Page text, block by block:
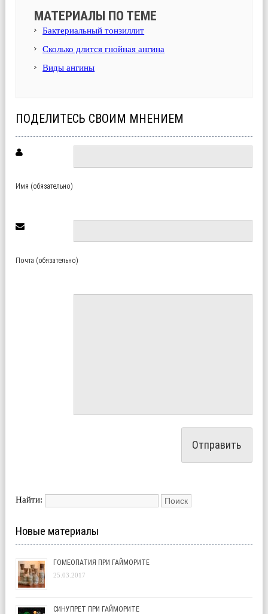
МАТЕРИАЛЫ ПО ТЕМЕ
Бактериальный тонзиллит
Сколько длится гнойная ангина
Виды ангины
ПОДЕЛИТЕСЬ СВОИМ МНЕНИЕМ
Имя (обязательно)
Почта (обязательно)
Найти:
Новые материалы
ГОМЕОПАТИЯ ПРИ ГАЙМОРИТЕ
25.03.2017
СИНУПРЕТ ПРИ ГАЙМОРИТЕ